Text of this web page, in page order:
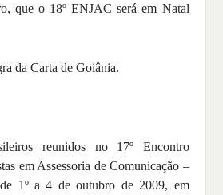
que o 18º ENJAC será em Natal
da Carta de Goiânia.
reunidos no 17º Encontro
em Assessoria de Comunicação –
1º a 4 de outubro de 2009, em